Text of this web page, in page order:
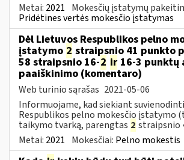
Metai: 2021 Mokesčių įstatymų
Pridėtines vertės mokesčio įstatymas
Dėl Lietuvos Respublikos pelno
įstatymo 2 straipsnio 41 punkto
58 straipsnio 16-2 ir 16-3
paaiškinimo (komentaro)
Web turinio sąrašas 2021-05-06
Informuojame, kad siekiant
Respublikos pelno mokesčio įstatymo
taikymo tvarką, parengtas 2 straipsnio
Metai: 2021 Mokesčiai: Pelno mokestis